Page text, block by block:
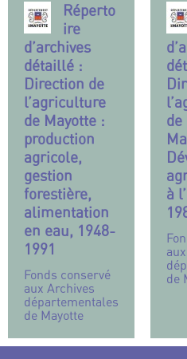
Réperto
ire
d’archives
détaillé :
Direction de
l’agriculture
de Mayotte :
production
agricole,
gestion
forestière,
alimentation
en eau, 1948-
1991
Fonds conservé
aux Archives
départementales
de Mayotte
à
de